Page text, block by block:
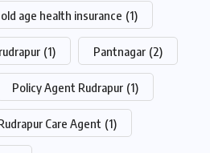
old age health insurance (1)
(1) Pantnagar (2)
Policy Agent Rudrapur (1)
Care Agent (1)